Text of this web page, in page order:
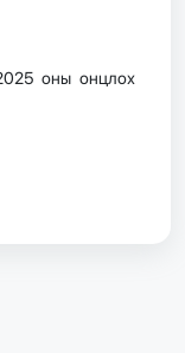
оны онцлох